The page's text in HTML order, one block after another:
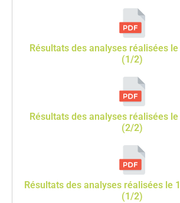
Résultats des analyses réalisées
(1/2)
Résultats des analyses réalisées
(2/2)
Résultats des analyses réalisées le
(1/2)